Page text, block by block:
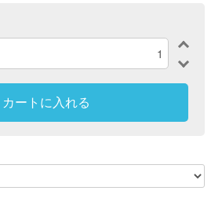
カートに入れる